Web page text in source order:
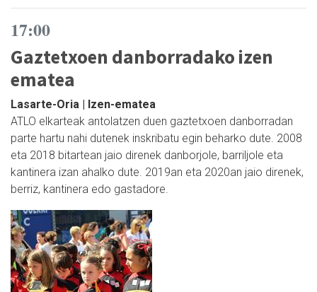
17:00
Gaztetxoen danborradako izen
ematea
Lasarte-Oria | Izen-ematea
ATLO elkarteak antolatzen duen gaztetxoen danborradan
parte hartu nahi dutenek inskribatu egin beharko dute. 2008
eta 2018 bitartean jaio direnek danborjole, barriljole eta
kantinera izan ahalko dute. 2019an eta 2020an jaio direnek,
berriz, kantinera edo gastadore.